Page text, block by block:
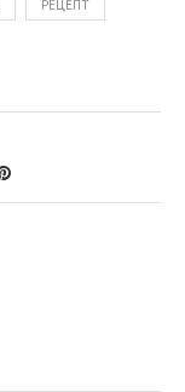
РЕЦЕПТ